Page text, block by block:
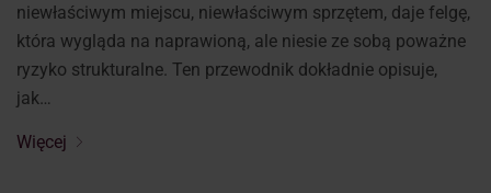
niewłaściwym miejscu, niewłaściwym sprzętem, daje felgę,
która wygląda na naprawioną, ale niesie ze sobą poważne
ryzyko strukturalne. Ten przewodnik dokładnie opisuje,
jak…
Więcej